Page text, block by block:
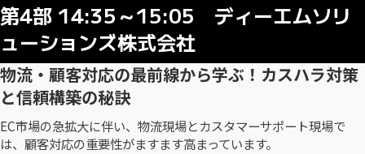
第4部 14:35～15:05 ディーエムソリ
ューションズ株式会社
物流・顧客対応の最前線から学ぶ！カスハラ対策
と信頼構築の秘訣
EC市場の急拡大に伴い、物流現場とカスタマーサポート現場で
は、顧客対応の重要性がますます高まっています。